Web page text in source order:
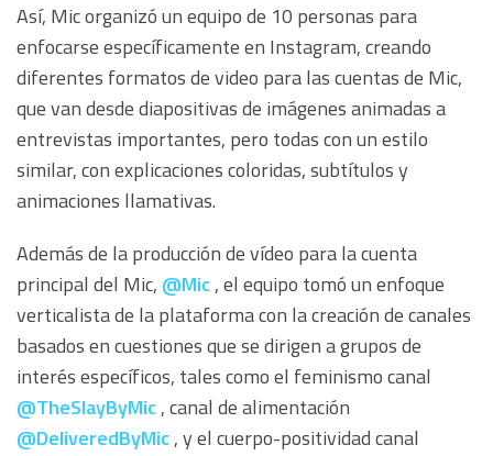
Así, Mic organizó un equipo de 10 personas para
enfocarse específicamente en Instagram, creando
diferentes formatos de video para las cuentas de Mic,
que van desde diapositivas de imágenes animadas a
entrevistas importantes, pero todas con un estilo
similar, con explicaciones coloridas, subtítulos y
animaciones llamativas.
Además de la producción de vídeo para la cuenta
principal del Mic, @Mic, el equipo tomó un enfoque
verticalista de la plataforma con la creación de canales
basados en cuestiones que se dirigen a grupos de
interés específicos, tales como el feminismo canal
@TheSlayByMic, canal de alimentación
@DeliveredByMic, y el cuerpo-positividad canal